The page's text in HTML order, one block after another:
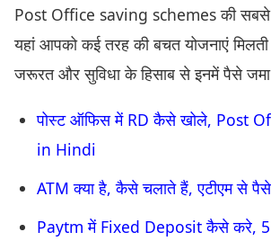
Post Office saving schemes की सबसे
यहां आपको कई तरह की बचत योजनाएं
जरूरत और सुविधा के हिसाब से इनमें पैसे
पोस्ट ऑफिस में RD कैसे खोले, Post
in Hindi
ATM क्या है, कैसे चलाते हैं, एटीएम से
Paytm में Fixed Deposit कैसे करे, 5